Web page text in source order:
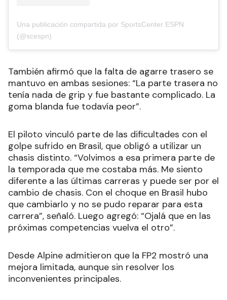
Una publicación compartida por SportsCenter ESPN
(@scespn)
También afirmó que la falta de agarre trasero se
mantuvo en ambas sesiones: “La parte trasera no
tenía nada de grip y fue bastante complicado. La
goma blanda fue todavía peor”.
El piloto vinculó parte de las dificultades con el
golpe sufrido en Brasil, que obligó a utilizar un
chasis distinto. “Volvimos a esa primera parte de
la temporada que me costaba más. Me siento
diferente a las últimas carreras y puede ser por el
cambio de chasis. Con el choque en Brasil hubo
que cambiarlo y no se pudo reparar para esta
carrera”, señaló. Luego agregó: “Ojalá que en las
próximas competencias vuelva el otro”.
Desde Alpine admitieron que la FP2 mostró una
mejora limitada, aunque sin resolver los
inconvenientes principales.